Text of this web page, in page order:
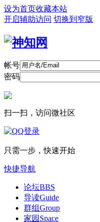
设为首页收藏本站
开启辅助访问 切换到窄版
帐号
密码
扫一扫，访问微社区
只需一步，快速开始
快捷导航
论坛BBS
导读Guide
群组Group
家园 Space